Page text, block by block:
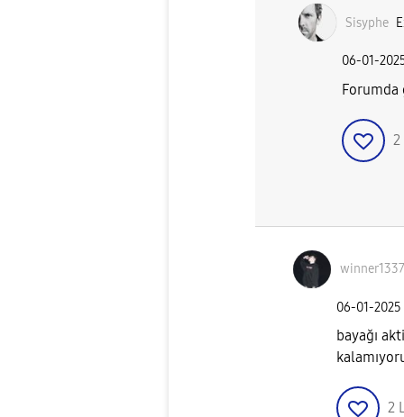
Sisyphe
‎06-01-
Forumda
2
winner1337
‎06-01-2025
bayağı
2